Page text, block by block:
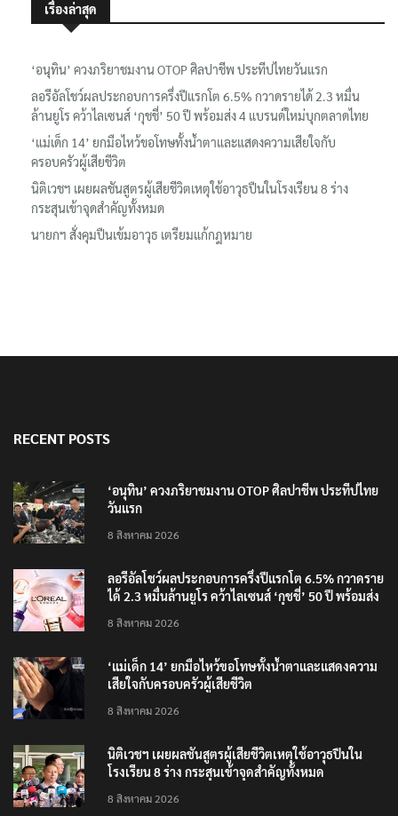
เรื่องล่าสุด
‘อนุทิน’ ควงภริยาชมงาน OTOP ศิลปาชีพ ประทีปไทยวันแรก
ลอรีอัลโชว์ผลประกอบการครึ่งปีแรกโต 6.5% กวาดรายได้ 2.3 หมื่น
ล้านยูโร คว้าไลเซนส์ ‘กุชชี่’ 50 ปี พร้อมส่ง 4 แบรนด์ใหม่บุกตลาดไทย
‘แม่เด็ก 14’ ยกมือไหว้ขอโทษทั้งน้ำตาและแสดงความเสียใจกับ
ครอบครัวผู้เสียชีวิต
นิติเวชฯ เผยผลชันสูตรผู้เสียชีวิตเหตุใช้อาวุธปืนในโรงเรียน 8 ร่าง
กระสุนเข้าจุดสำคัญทั้งหมด
นายกฯ สั่งคุมปืนเข้มอาวุธ เตรียมแก้กฎหมาย
RECENT POSTS
‘อนุทิน’ ควงภริยาชมงาน OTOP ศิลปาชีพ ประทีปไทย
วันแรก
8 สิงหาคม 2026
ลอรีอัลโชว์ผลประกอบการครึ่งปีแรกโต 6.5% กวาดราย
ได้ 2.3 หมื่นล้านยูโร คว้าไลเซนส์ ‘กุชชี่’ 50 ปี พร้อมส่ง
8 สิงหาคม 2026
‘แม่เด็ก 14’ ยกมือไหว้ขอโทษทั้งน้ำตาและแสดงความ
เสียใจกับครอบครัวผู้เสียชีวิต
8 สิงหาคม 2026
นิติเวชฯ เผยผลชันสูตรผู้เสียชีวิตเหตุใช้อาวุธปืนใน
โรงเรียน 8 ร่าง กระสุนเข้าจุดสำคัญทั้งหมด
8 สิงหาคม 2026